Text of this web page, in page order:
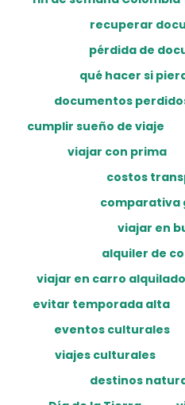
recuperar
pérdida de
qué hacer si
documentos
cumplir sueño de viaje
viajar con prima
costos
comparativa
viajar en
alquiler de
viajar en carro alquilado
evitar temporada alta
eventos culturales
viajes culturales
destinos